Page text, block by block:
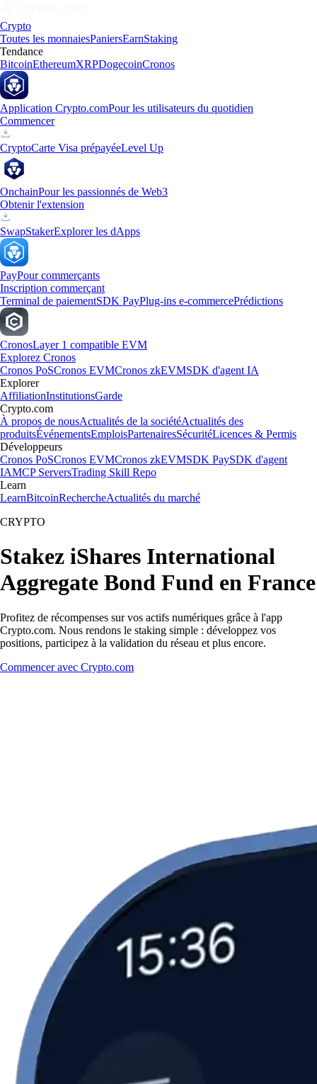
Crypto
Toutes les monnaiesPaniersEarnStaking
Tendance
BitcoinEthereumXRPDogecoinCronos
Application Crypto.comPour les utilisateurs du quotidien
Commencer
CryptoCarte Visa prépayéeLevel Up
OnchainPour les passionnés de Web3
Obtenir l'extension
SwapStakerExplorer les dApps
PayPour commerçants
Inscription commerçant
Terminal de paiementSDK PayPlug-ins e-commercePrédictions
CronosLayer 1 compatible EVM
Explorez Cronos
Cronos PoSCronos EVMCronos zkEVMSDK d'agent IA
Explorer
AffiliationInstitutionsGarde
Crypto.com
À propos de nousActualités de la sociétéActualités des
produitsÉvénementsEmploisPartenairesSécuritéLicences & Permis
Développeurs
Cronos PoSCronos EVMCronos zkEVMSDK PaySDK d'agent
IAMCP ServersTrading Skill Repo
Learn
LearnBitcoinRechercheActualités du marché
CRYPTO
Stakez iShares International
Aggregate Bond Fund en France
Profitez de récompenses sur vos actifs numériques grâce à l'app
Crypto.com. Nous rendons le staking simple : développez vos
positions, participez à la validation du réseau et plus encore.
Commencer avec Crypto.com